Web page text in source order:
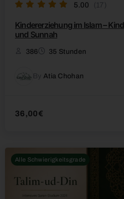
5.00 (17)
Kindererziehung im Islam –
und Sunnah
386 35 Stunden
By Atia Chohan
36,00€
Alle Schwierigkeitsgrade